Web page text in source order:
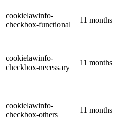
cookielawinfo-
checkbox-functional
11 months
cookielawinfo-
checkbox-necessary
11 months
cookielawinfo-
checkbox-others
11 months